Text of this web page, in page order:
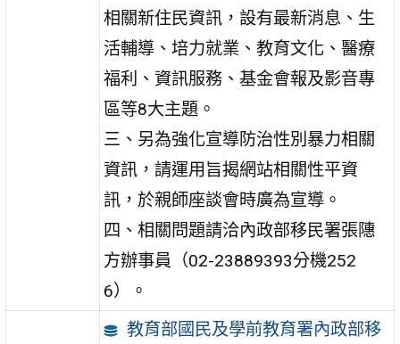
相關新住民資訊，設有最新消息、生
活輔導、培力就業、教育文化、醫療
福利、資訊服務、基金會報及影音專
區等8大主題。
三、另為強化宣導防治性別暴力相關
資訊，請運用旨揭網站相關性平資
訊，於親師座談會時廣為宣導。
四、相關問題請洽內政部移民署張䧥
方辦事員（02-23889393分機252
6）。
教育部國民及學前教育署內政部移